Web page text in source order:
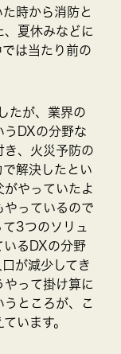
時から消防と
、夏休みなどに
は当たり前の
たが、業界の
うDXの分野な
き、火災予防の
解決したとい
やっていたよ
やっているので
3つのソリュ
いるDXの分野
が減少してき
って掛け算に
ところが、こ
います。